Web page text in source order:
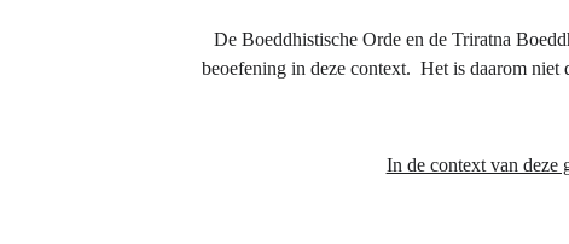
De Boeddhistische Orde en de Triratna
beoefening in deze context.  Het is daarom niet
In de context van deze